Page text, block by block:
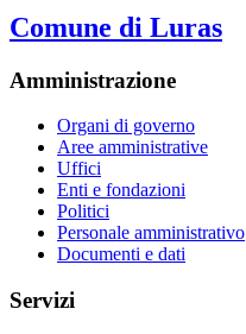
Comune di Luras
Amministrazione
Organi di governo
Aree amministrative
Uffici
Enti e fondazioni
Politici
Personale amministrativo
Documenti e dati
Servizi